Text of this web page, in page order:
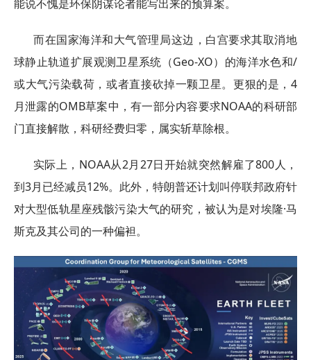
能说不愧是环保阴谋论者能写出来的预算案。
而在国家海洋和大气管理局这边，白宫要求其取消地
球静止轨道扩展观测卫星系统（Geo-XO）的海洋水色和/
或大气污染载荷，或者直接砍掉一颗卫星。更狠的是，4
月泄露的OMB草案中，有一部分内容要求NOAA的科研部
门直接解散，科研经费归零，属实斩草除根。
实际上，NOAA从2月27日开始就突然解雇了800人，
到3月已经减员12%。此外，特朗普还计划叫停联邦政府针
对大型低轨星座残骸污染大气的研究，被认为是对埃隆·马
斯克及其公司的一种偏袒。